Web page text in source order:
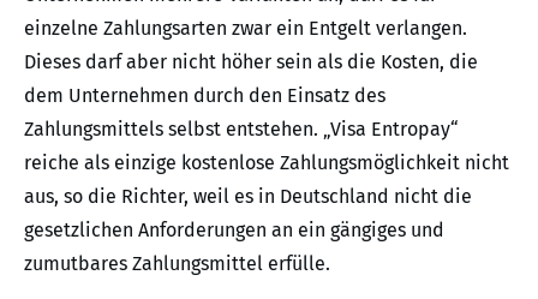
einzelne Zahlungsarten zwar ein Entgelt verlangen.
Dieses darf aber nicht höher sein als die Kosten, die
dem Unternehmen durch den Einsatz des
Zahlungsmittels selbst entstehen. „Visa Entropay“
reiche als einzige kostenlose Zahlungsmöglichkeit nicht
aus, so die Richter, weil es in Deutschland nicht die
gesetzlichen Anforderungen an ein gängiges und
zumutbares Zahlungsmittel erfülle.